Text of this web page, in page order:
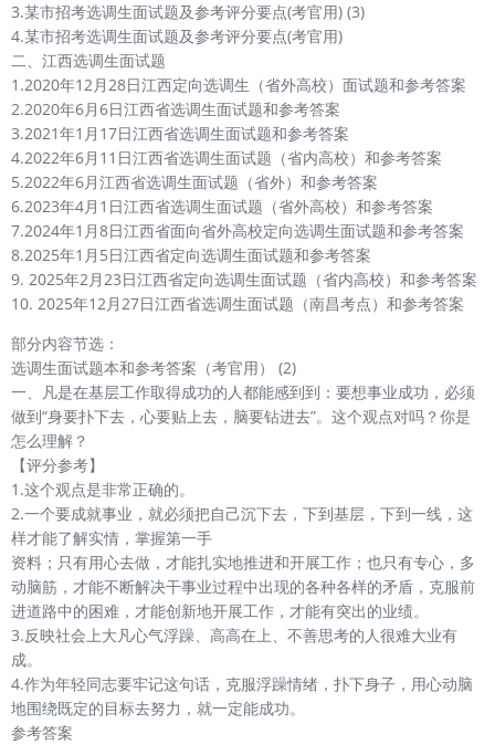
3.某市招考选调生面试题及参考评分要点(考官用) (3)
4.某市招考选调生面试题及参考评分要点(考官用)
二、江西选调生面试题
1.2020年12月28日江西定向选调生（省外高校）面试题和参考答案
2.2020年6月6日江西省选调生面试题和参考答案
3.2021年1月17日江西省选调生面试题和参考答案
4.2022年6月11日江西省选调生面试题（省内高校）和参考答案
5.2022年6月江西省选调生面试题（省外）和参考答案
6.2023年4月1日江西省选调生面试题（省外高校）和参考答案
7.2024年1月8日江西省面向省外高校定向选调生面试题和参考答案
8.2025年1月5日江西省定向选调生面试题和参考答案
9. 2025年2月23日江西省定向选调生面试题（省内高校）和参考答案
10. 2025年12月27日江西省选调生面试题（南昌考点）和参考答案
部分内容节选：
选调生面试题本和参考答案（考官用） (2)
一、凡是在基层工作取得成功的人都能感到到：要想事业成功，必须
做到“身要扑下去，心要贴上去，脑要钻进去”。这个观点对吗？你是
怎么理解？
【评分参考】
1.这个观点是非常正确的。
2.一个要成就事业，就必须把自己沉下去，下到基层，下到一线，这
样才能了解实情，掌握第一手
资料；只有用心去做，才能扎实地推进和开展工作；也只有专心，多
动脑筋，才能不断解决干事业过程中出现的各种各样的矛盾，克服前
进道路中的困难，才能创新地开展工作，才能有突出的业绩。
3.反映社会上大凡心气浮躁、高高在上、不善思考的人很难大业有
成。
4.作为年轻同志要牢记这句话，克服浮躁情绪，扑下身子，用心动脑
地围绕既定的目标去努力，就一定能成功。
参考答案